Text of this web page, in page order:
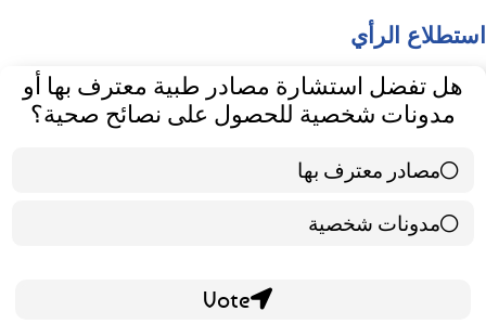
استطلاع الرأي
هل تفضل استشارة مصادر طبية معترف بها أو
مدونات شخصية للحصول على نصائح صحية؟
مصادر معترف بها
39 ( 65 % )
مدونات شخصية
21 ( 35 % )